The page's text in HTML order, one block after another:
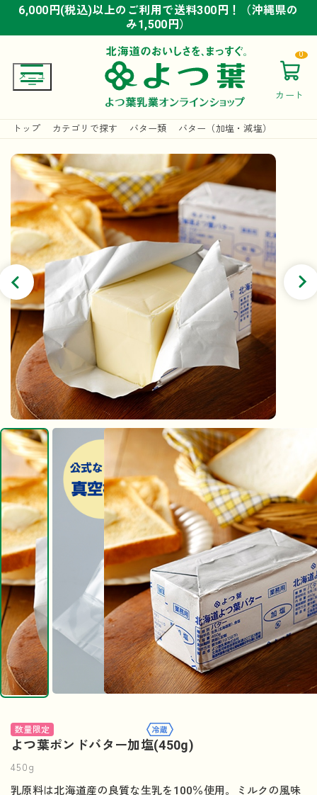
6,000円(税込)以上のご利用で送料300円！（沖縄県の
み1,500円）
6,000円(税込)以上のご利用で送料300円！（沖縄県の
み1,500円）
6,000円(税込)以上のご利用で送料300円！（沖縄県の
み1,500円）
カート
0
トップ カテゴリで探す バター類 バター（加塩・減塩）
数量限定
よつ葉ポンドバター加塩(450g)
450g
乳原料は北海道産の良質な生乳を100％使用。ミルクの風味